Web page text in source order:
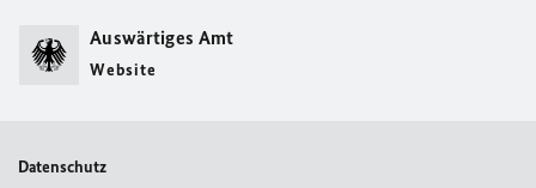
Auswärtiges Amt
Website
Datenschutz